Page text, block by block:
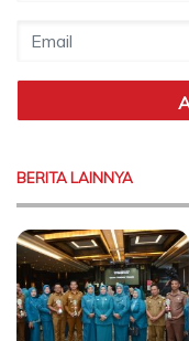
BERITA LAINNYA